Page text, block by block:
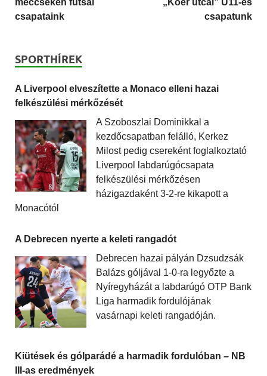
csapataink
csapatunk
SPORTHÍREK
A Liverpool elveszítette a Monaco elleni hazai
felkészülési mérkőzését
A Szoboszlai Dominikkal a
kezdőcsapatban felálló, Kerkez
Milost pedig csereként foglalkoztató
Liverpool labdarúgócsapata
felkészülési mérkőzésen
házigazdaként 3-2-re kikapott a
Monacótól
A Debrecen nyerte a keleti rangadót
Debrecen hazai pályán Dzsudzsák
Balázs góljával 1-0-ra legyőzte a
Nyíregyházát a labdarúgó OTP Bank
Liga harmadik fordulójának
vasárnapi keleti rangadóján.
Kiütések és gólparádé a harmadik fordulóban – NB
III-as eredmények